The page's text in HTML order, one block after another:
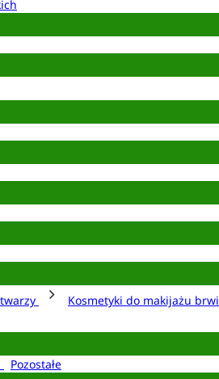
Kosmetyki do makijażu brwi
Pozostałe